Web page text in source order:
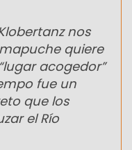
nos
quiere
acogedor”
fue un
que los
el Río